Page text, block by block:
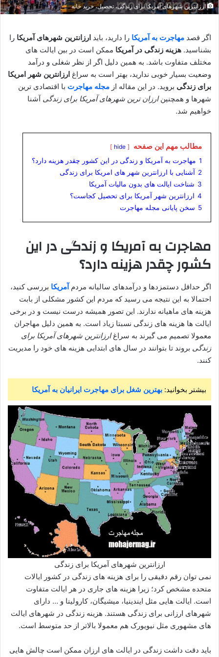
ارزانترین شهرهای آمریکا برای زندگی، تحصیل، خرید خانه
اگر قصد مهاجرت به آمریکا را دارید، باید ارزانترین شهرهای آمریکا را
بشناسید. هزینه زندگی در آمریکا ممکن است در بین ایالت های
مختلف متفاوت باشد. به همین دلیل اگر از نظر شغلی و درآمد
وضعیت بسیار خوبی ندارید، بهتر است به سراغ ارزانترین شهر امریکا
برای زندگی بروید. در این مقاله از مجله مهاجرت با اقتصادی ترین
شهرها و همچنینارزان ترین شهرهای آمریکا برای زندگی آشنا
خواهیم شد.
مطالب مهم این صفحه hide
1 مهاجرت به آمریکا و زندگی در این کشور چقدر هزینه دارد؟
2 آشنایی با ارزانترین شهر های امریکا برای زندگی
3 شناخت ایالت های بدون مالیات آمریکا
4 ارزانترین شهر آمریکا برای تحصیل کجاست؟
5 سخن پایانی مجله مهاجرت
مهاجرت به آمریکا و زندگی در این
کشور چقدر هزینه دارد؟
اگر حداقل دستمزدها و درآمدهای سالیانه مردم آمریکا بررسی کنید،
احتمالا به این نتیجه می رسید که مردم این کشور مشکلی از بابت
هزینه های ماهیانه ندارند. این تصور همیشه درست نیست و در برخی
ایالت ها هزینه های زندگی نسبتا زیاد است. به همین دلیل مهاجران
معمولا تصمیم می گیرند به سراغارزانترین شهرهای آمریکا برای
زندگی بروند تا بتوانند در سال های ابتدایی هزینه های خود را مدیریت
کنند.
بیشتر بخوانید: بهترین شغل برای مهاجرت ایرانیان به آمریکا
ارزانترین شهرهای آمریکا برای زندگی
نمی توان رقم دقیقی را برای هزینه های زندگی در کشور ایالات
متحده مشخص کرد؛ زیرا هزینه های جاری در هر ایالت متفاوت
است. ایالت هایی مثل ایندینیا، میشیگان، کارولینا و … دارای
شهرهای ارزانی برای زندگی هستند. هزینه زندگی در شهرهای ایالت
های مشهوری مثل نیویورک هم معمولا بالاتر از حد متوسط است.
باید دقت داشت زندگی در ایالت های ارزان ممکن است چالش هایی